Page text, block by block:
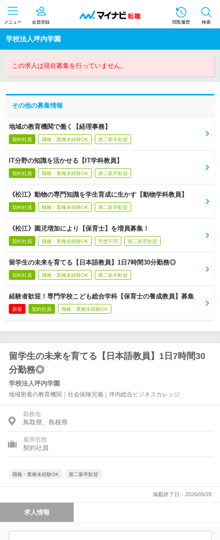
メニュー 会員登録 閲覧履歴 検索
学校法人坪内学園
この求人は現在募集を行っていません。
その他の募集情報
地域の教育機関で働く【経理事務】
契約社員 職種・業種未経験OK 第二新卒歓迎
IT分野の知識を活かせる【IT学科教員】
契約社員 職種・業種未経験OK 第二新卒歓迎
《松江》動物の専門知識を学生育成に生かす【動物学科教員】
契約社員 職種・業種未経験OK 第二新卒歓迎
《松江》園児増加により【保育士】を増員募集！
契約社員 職種・業種未経験OK 学歴不問 第二新卒歓迎
留学生の未来を育てる【日本語教員】1日7時間30分勤務◎
契約社員 職種・業種未経験OK 第二新卒歓迎
経験者歓迎！専門学校こども総合学科【保育士の養成教員】募集
新着 契約社員 職種・業種未経験OK
留学生の未来を育てる【日本語教員】1日7時間30
分勤務◎
学校法人坪内学園
地域密着の教育機関｜社会保険完備｜坪内総合ビジネスカレッジ
勤務地
鳥取県、島根県
雇用形態
契約社員
職種・業種未経験OK 第二新卒歓迎
掲載終了日：2026/05/28
求人情報